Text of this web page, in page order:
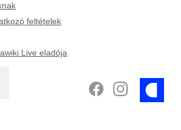
feltételek
Live eladója